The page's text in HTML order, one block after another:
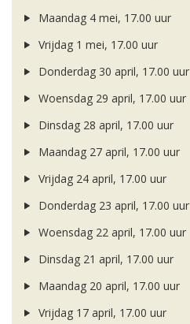
Maandag 4 mei, 17.00 uur
Vrijdag 1 mei, 17.00 uur
Donderdag 30 april, 17.00 uur
Woensdag 29 april, 17.00 uur
Dinsdag 28 april, 17.00 uur
Maandag 27 april, 17.00 uur
Vrijdag 24 april, 17.00 uur
Donderdag 23 april, 17.00 uur
Woensdag 22 april, 17.00 uur
Dinsdag 21 april, 17.00 uur
Maandag 20 april, 17.00 uur
Vrijdag 17 april, 17.00 uur